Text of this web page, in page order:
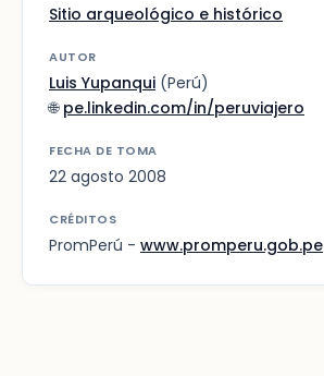
Sitio arqueológico e histórico
AUTOR
Luis Yupanqui (Perú)
🌐 pe.linkedin.com/in/peruviajero
FECHA DE TOMA
22 agosto 2008
CRÉDITOS
PromPerú - www.promperu.gob.pe